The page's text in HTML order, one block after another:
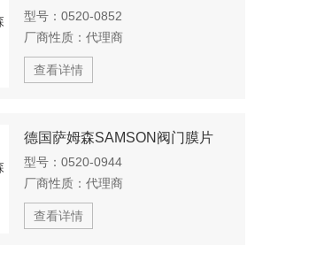
型号： 0520-0852
厂商性质： 代理商
查看详情
德国萨姆森SAMSON阀门膜片
型号： 0520-0944
厂商性质： 代理商
查看详情